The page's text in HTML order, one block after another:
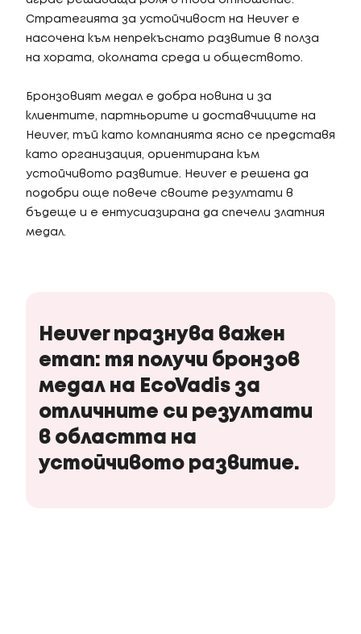
Стратегията за устойчивост на Heuver е
насочена към непрекъснато развитие в полза
на хората, околната среда и обществото.
Бронзовият медал е добра новина и за
клиентите, партньорите и доставчиците на
Heuver, тъй като компанията ясно се представя
като организация, ориентирана към
устойчивото развитие. Heuver е решена да
подобри още повече своите резултати в
бъдеще и е ентусиазирана да спечели златния
медал.
Heuver празнува важен
етап: тя получи бронзов
медал на EcoVadis за
отличните си резултати
в областта на
устойчивото развитие.